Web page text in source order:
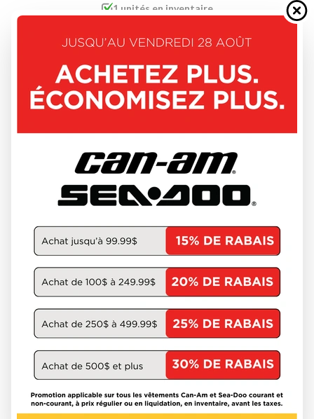
1 unités en inventaire
HONDA
EB6500XCT2
À partir de3 498 $
1 unités en inventaire
DÉCOUVRIR CE MODÈLE